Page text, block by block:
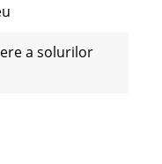
a solurilor